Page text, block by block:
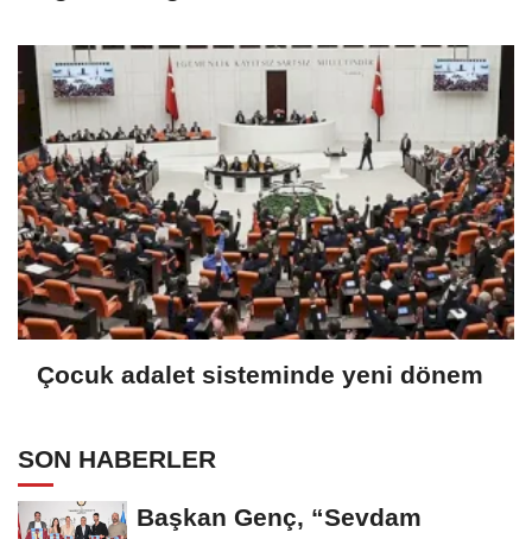
Çocuk adalet sisteminde yeni dönem
SON HABERLER
Başkan Genç, “Sevdam